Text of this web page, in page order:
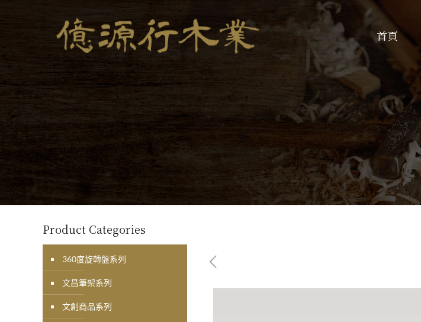
首頁
Product Categories
360度旋轉盤系列
文昌筆架系列
文創商品系列